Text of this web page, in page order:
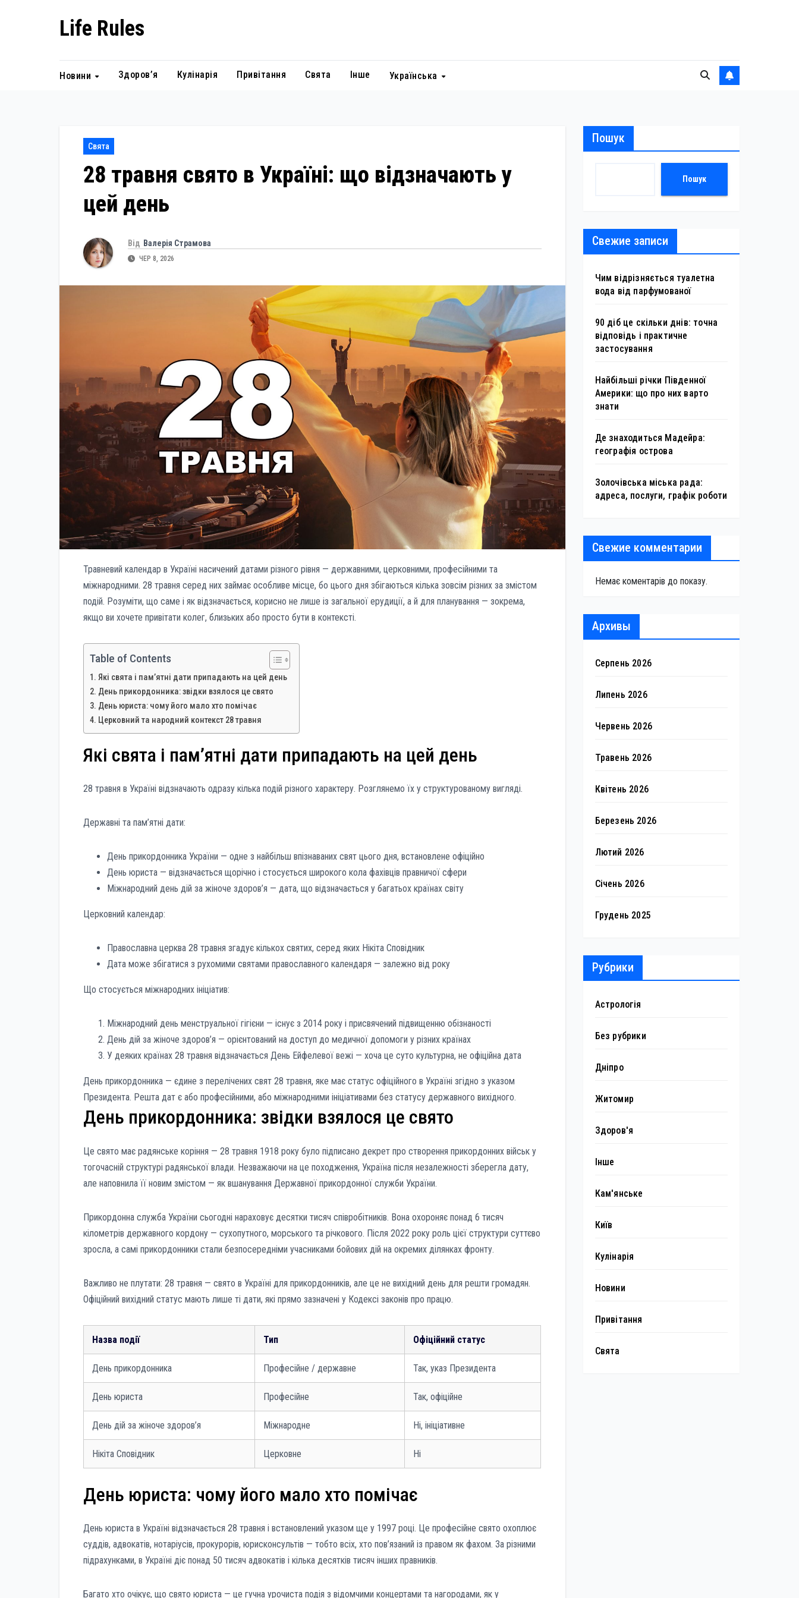
Life Rules
Новини Здоров’я Кулінарія Привітання Свята Інше Українська
Свята
28 травня свято в Україні: що відзначають у
цей день
Від Валерія Страмова
ЧЕР 8, 2026
Травневий календар в Україні насичений датами різного рівня — державними, церковними, професійними та
міжнародними. 28 травня серед них займає особливе місце, бо цього дня збігаються кілька зовсім різних за змістом
подій. Розуміти, що саме і як відзначається, корисно не лише із загальної ерудиції, а й для планування — зокрема,
якщо ви хочете привітати колег, близьких або просто бути в контексті.
Table of Contents
Які свята і пам’ятні дати припадають на цей день
День прикордонника: звідки взялося це свято
День юриста: чому його мало хто помічає
Церковний та народний контекст 28 травня
Які свята і пам’ятні дати припадають на цей день
28 травня в Україні відзначають одразу кілька подій різного характеру. Розглянемо їх у структурованому вигляді.
Державні та пам’ятні дати:
День прикордонника України — одне з найбільш впізнаваних свят цього дня, встановлене офіційно
День юриста — відзначається щорічно і стосується широкого кола фахівців правничої сфери
Міжнародний день дій за жіноче здоров’я — дата, що відзначається у багатьох країнах світу
Церковний календар:
Православна церква 28 травня згадує кількох святих, серед яких Нікіта Сповідник
Дата може збігатися з рухомими святами православного календаря — залежно від року
Що стосується міжнародних ініціатив:
Міжнародний день менструальної гігієни — існує з 2014 року і присвячений підвищенню обізнаності
День дій за жіноче здоров’я — орієнтований на доступ до медичної допомоги у різних країнах
У деяких країнах 28 травня відзначається День Ейфелевої вежі — хоча це суто культурна, не офіційна дата
День прикордонника — єдине з перелічених свят 28 травня, яке має статус офіційного в Україні згідно з указом
Президента. Решта дат є або професійними, або міжнародними ініціативами без статусу державного вихідного.
День прикордонника: звідки взялося це свято
Це свято має радянське коріння — 28 травня 1918 року було підписано декрет про створення прикордонних військ у
тогочасній структурі радянської влади. Незважаючи на це походження, Україна після незалежності зберегла дату,
але наповнила її новим змістом — як вшанування Державної прикордонної служби України.
Прикордонна служба України сьогодні нараховує десятки тисяч співробітників. Вона охороняє понад 6 тисяч
кілометрів державного кордону — сухопутного, морського та річкового. Після 2022 року роль цієї структури суттєво
зросла, а самі прикордонники стали безпосередніми учасниками бойових дій на окремих ділянках фронту.
Важливо не плутати: 28 травня — свято в Україні для прикордонників, але це не вихідний день для решти громадян.
Офіційний вихідний статус мають лише ті дати, які прямо зазначені у Кодексі законів про працю.
Назва події Тип Офіційний статус
День прикордонника Професійне / державне Так, указ Президента
День юриста Професійне Так, офіційне
День дій за жіноче здоров’я Міжнародне Ні, ініціативне
Нікіта Сповідник Церковне Ні
День юриста: чому його мало хто помічає
День юриста в Україні відзначається 28 травня і встановлений указом ще у 1997 році. Це професійне свято охоплює
суддів, адвокатів, нотаріусів, прокурорів, юрисконсультів — тобто всіх, хто пов’язаний із правом як фахом. За різними
підрахунками, в Україні діє понад 50 тисяч адвокатів і кілька десятків тисяч інших правників.
Багато хто очікує, що свято юриста — це гучна урочиста подія з відомчими концертами та нагородами, як у
Пошук
Пошук
Свежие записи
Чим відрізняється туалетна
вода від парфумованої
90 діб це скільки днів: точна
відповідь і практичне
застосування
Найбільші річки Південної
Америки: що про них варто
знати
Де знаходиться Мадейра:
географія острова
Золочівська міська рада:
адреса, послуги, графік роботи
Свежие комментарии
Немає коментарів до показу.
Архивы
Серпень 2026
Липень 2026
Червень 2026
Травень 2026
Квітень 2026
Березень 2026
Лютий 2026
Січень 2026
Грудень 2025
Рубрики
Астрологія
Без рубрики
Дніпро
Житомир
Здоров'я
Інше
Кам'янське
Київ
Кулінарія
Новини
Привітання
Свята